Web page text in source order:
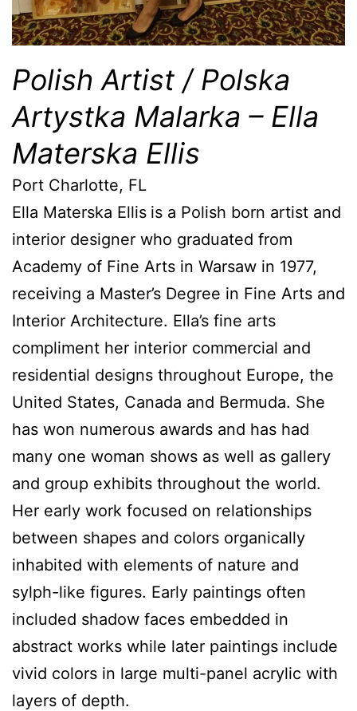
Polish Artist / Polska
Artystka Malarka – Ella
Materska Ellis
Port Charlotte, FL
Ella Materska Ellis is a Polish born artist and
interior designer who graduated from
Academy of Fine Arts in Warsaw in 1977,
receiving a Master’s Degree in Fine Arts and
Interior Architecture. Ella’s fine arts
compliment her interior commercial and
residential designs throughout Europe, the
United States, Canada and Bermuda. She
has won numerous awards and has had
many one woman shows as well as gallery
and group exhibits throughout the world.
Her early work focused on relationships
between shapes and colors organically
inhabited with elements of nature and
sylph-like figures. Early paintings often
included shadow faces embedded in
abstract works while later paintings include
vivid colors in large multi-panel acrylic with
layers of depth.